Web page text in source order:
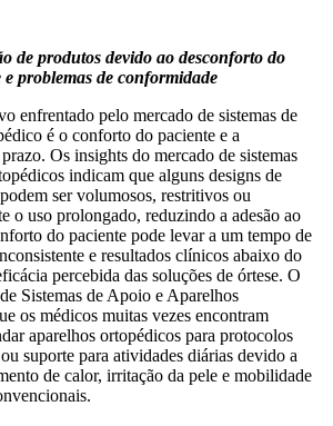
de produtos devido ao desconforto do
e problemas de conformidade
enfrentado pelo mercado de sistemas de
é o conforto do paciente e a
Os insights do mercado de sistemas
indicam que alguns designs de
ser volumosos, restritivos ou
o uso prolongado, reduzindo a adesão ao
do paciente pode levar a um tempo de
e resultados clínicos abaixo do
percebida das soluções de órtese. O
Sistemas de Apoio e Aparelhos
os médicos muitas vezes encontram
aparelhos ortopédicos para protocolos
suporte para atividades diárias devido a
de calor, irritação da pele e mobilidade